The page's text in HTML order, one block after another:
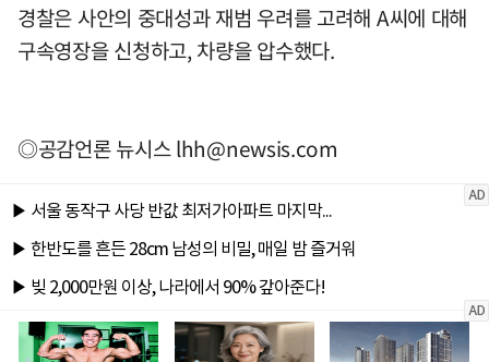
경찰은 사안의 중대성과 재범 우려를 고려해 A씨에 대해
구속영장을 신청하고, 차량을 압수했다.
◎공감언론 뉴시스lhh@newsis.com